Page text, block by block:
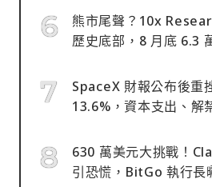
熊市尾聲？10x
歷史底部，8 月底 6.3
SpaceX 財報公布後重
13.6%，資本支出、解
630 萬美元大挑戰！
引恐慌，BitGo 執行長